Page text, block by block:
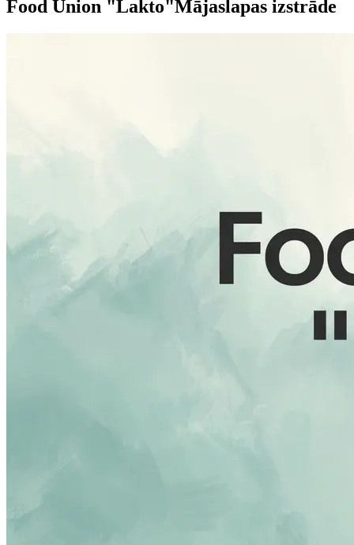
Food Union "Lakto"Mājaslapas izstrāde